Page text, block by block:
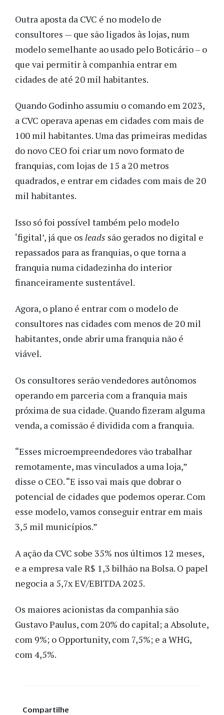
Outra aposta da CVC é no modelo de
consultores — que são ligados às lojas, num
modelo semelhante ao usado pelo Boticário – o
que vai permitir à companhia entrar em
cidades de até 20 mil habitantes.
Quando Godinho assumiu o comando em 2023,
a CVC operava apenas em cidades com mais de
100 mil habitantes. Uma das primeiras medidas
do novo CEO foi criar um novo formato de
franquias, com lojas de 15 a 20 metros
quadrados, e entrar em cidades com mais de 20
mil habitantes.
Isso só foi possível também pelo modelo
‘figital’, já que os leads são gerados no digital e
repassados para as franquias, o que torna a
franquia numa cidadezinha do interior
financeiramente sustentável.
Agora, o plano é entrar com o modelo de
consultores nas cidades com menos de 20 mil
habitantes, onde abrir uma franquia não é
viável.
Os consultores serão vendedores autônomos
operando em parceria com a franquia mais
próxima de sua cidade. Quando fizeram alguma
venda, a comissão é dividida com a franquia.
“Esses microempreendedores vão trabalhar
remotamente, mas vinculados a uma loja,”
disse o CEO. “E isso vai mais que dobrar o
potencial de cidades que podemos operar. Com
esse modelo, vamos conseguir entrar em mais
3,5 mil municípios.”
A ação da CVC sobe 35% nos últimos 12 meses,
e a empresa vale R$ 1,3 bilhão na Bolsa. O papel
negocia a 5,7x EV/EBITDA 2025.
Os maiores acionistas da companhia são
Gustavo Paulus, com 20% do capital; a Absolute,
com 9%; o Opportunity, com 7,5%; e a WHG,
com 4,5%.
Compartilhe